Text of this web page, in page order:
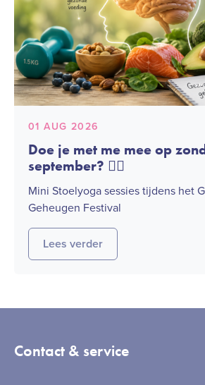
01 AUG 2026
Doe je met me mee op
september? 🧘‍♀️
Mini Stoelyoga sessies tijdens het
Geheugen Festival
Lees verder
Contact & service